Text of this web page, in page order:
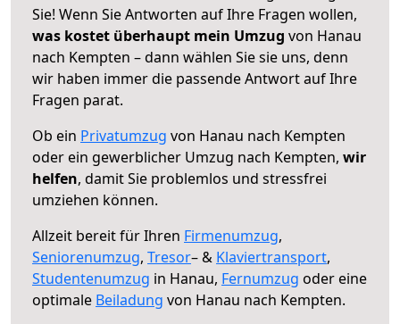
Sie! Wenn Sie Antworten auf Ihre Fragen wollen,
was kostet überhaupt mein Umzug von Hanau
nach Kempten – dann wählen Sie sie uns, denn
wir haben immer die passende Antwort auf Ihre
Fragen parat.
Ob ein Privatumzug von Hanau nach Kempten
oder ein gewerblicher Umzug nach Kempten, wir
helfen, damit Sie problemlos und stressfrei
umziehen können.
Allzeit bereit für Ihren Firmenumzug,
Seniorenumzug, Tresor– & Klaviertransport,
Studentenumzug in Hanau, Fernumzug oder eine
optimale Beiladung von Hanau nach Kempten.